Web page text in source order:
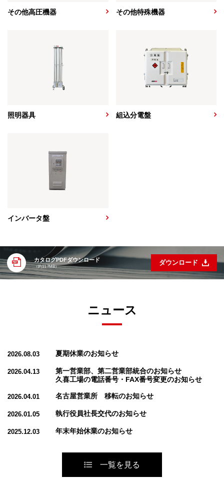
その他高圧機器 その他特殊機器
照明器具 組込分電盤
インバータ盤
カタログPDFダウンロード
（約11.7MB）
ダウンロード
ニュース
2026.08.03 夏期休業のお知らせ
2026.04.13
第一営業部、第二営業部統合のお知らせ
久喜工場の電話番号・FAX番号変更のお知らせ
2026.04.01 名古屋営業所 移転のお知らせ
2026.01.05 執行役員社長交代のお知らせ
2025.12.03 年末年始休業のお知らせ
一覧を見る